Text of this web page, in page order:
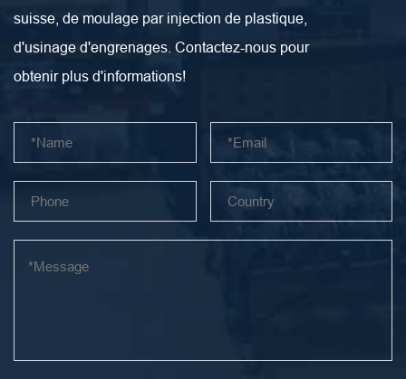
suisse, de moulage par injection de plastique,
d'usinage d'engrenages. Contactez-nous pour
obtenir plus d'informations!